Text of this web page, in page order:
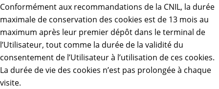
Conformément aux recommandations de la CNIL, la durée
maximale de conservation des cookies est de 13 mois au
maximum après leur premier dépôt dans le terminal de
l’Utilisateur, tout comme la durée de la validité du
consentement de l’Utilisateur à l’utilisation de ces cookies.
La durée de vie des cookies n’est pas prolongée à chaque
visite.